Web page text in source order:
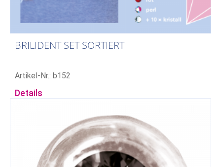
BRILIDENT SET SORTIERT
Artikel-Nr.: b152
Details